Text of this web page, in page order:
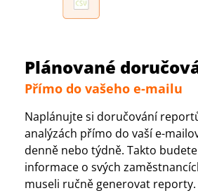
Plánované
Přímo do vašeho e-mailu
Naplánujte si doručování
analýzách přímo do vaší e-
denně nebo týdně. Takto
informace o svých
museli ručně generovat reporty.